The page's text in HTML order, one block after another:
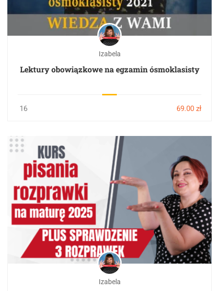
Izabela
Lektury obowiązkowe na egzamin ósmoklasisty
16 69.00 zł
Izabela